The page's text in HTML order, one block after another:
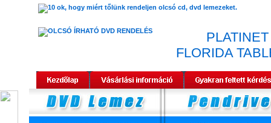
FLORIDA